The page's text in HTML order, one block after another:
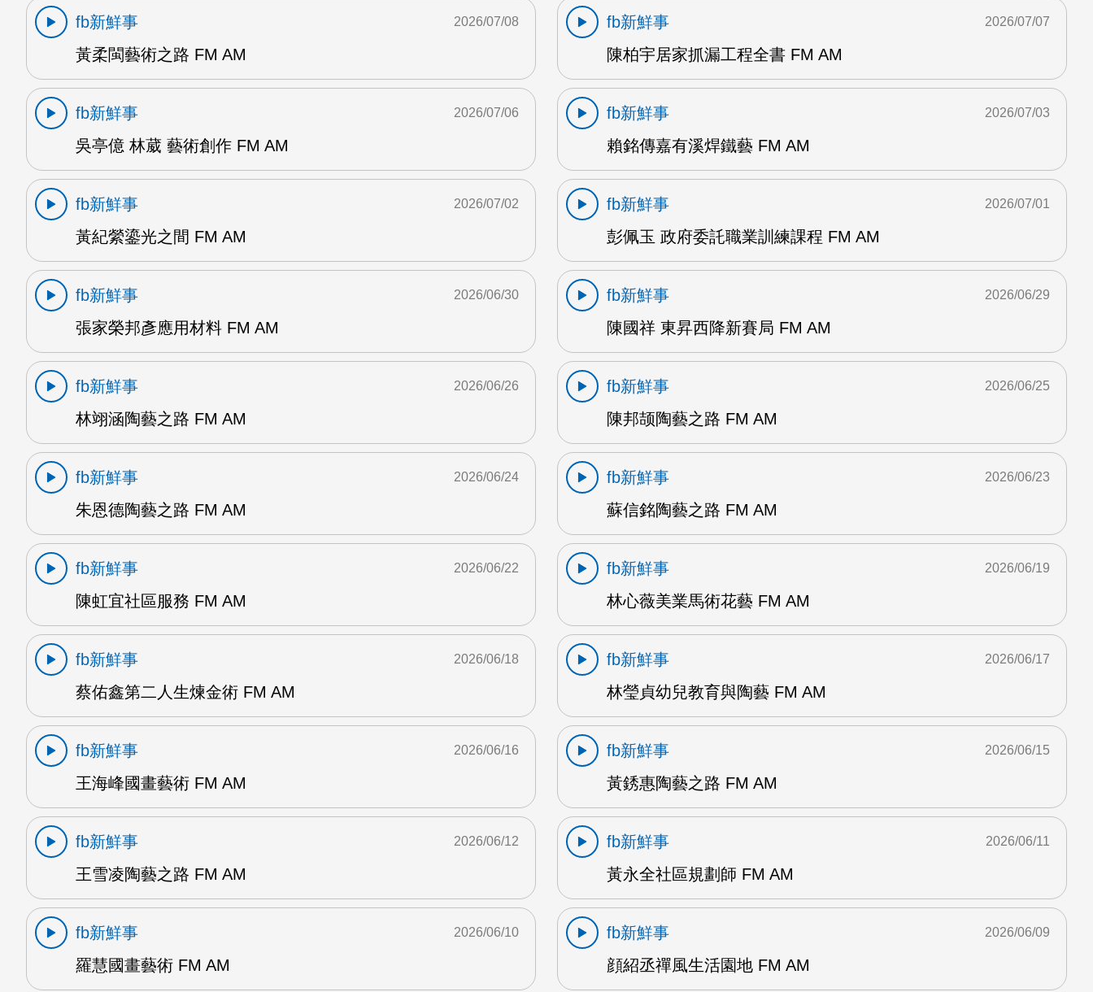
fb新鮮事
黃柔閩藝術之路 FM AM
2026/07/08
fb新鮮事
陳柏宇居家抓漏工程全書 FM AM
2026/07/07
fb新鮮事
吳亭億 林葳 藝術創作 FM AM
2026/07/06
fb新鮮事
賴銘傳嘉有溪焊鐵藝 FM AM
2026/07/03
fb新鮮事
黃紀縈鎏光之間 FM AM
2026/07/02
fb新鮮事
彭佩玉 政府委託職業訓練課程 FM AM
2026/07/01
fb新鮮事
張家榮邦彥應用材料 FM AM
2026/06/30
fb新鮮事
陳國祥 東昇西降新賽局 FM AM
2026/06/29
fb新鮮事
林翊涵陶藝之路 FM AM
2026/06/26
fb新鮮事
陳邦颉陶藝之路 FM AM
2026/06/25
fb新鮮事
朱恩德陶藝之路 FM AM
2026/06/24
fb新鮮事
蘇信銘陶藝之路 FM AM
2026/06/23
fb新鮮事
陳虹宜社區服務 FM AM
2026/06/22
fb新鮮事
林心薇美業馬術花藝 FM AM
2026/06/19
fb新鮮事
蔡佑鑫第二人生煉金術 FM AM
2026/06/18
fb新鮮事
林瑩貞幼兒教育與陶藝 FM AM
2026/06/17
fb新鮮事
王海峰國畫藝術 FM AM
2026/06/16
fb新鮮事
黃銹惠陶藝之路 FM AM
2026/06/15
fb新鮮事
王雪凌陶藝之路 FM AM
2026/06/12
fb新鮮事
黃永全社區規劃師 FM AM
2026/06/11
fb新鮮事
羅慧國畫藝術 FM AM
2026/06/10
fb新鮮事
顔紹丞禪風生活園地 FM AM
2026/06/09